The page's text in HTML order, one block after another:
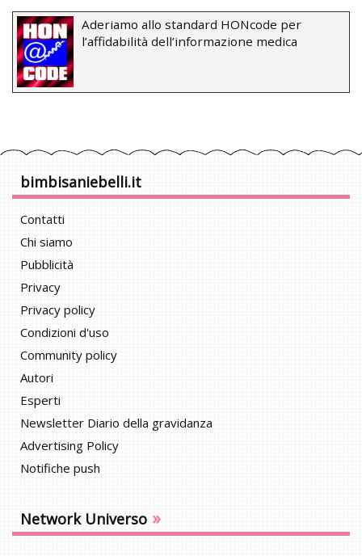
Aderiamo allo standard HONcode per
l’affidabilità dell’informazione medica
bimbisaniebelli.it
Contatti
Chi siamo
Pubblicità
Privacy
Privacy policy
Condizioni d'uso
Community policy
Autori
Esperti
Newsletter Diario della gravidanza
Advertising Policy
Notifiche push
Network Universo »